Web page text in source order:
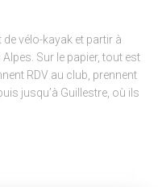
de vélo-kayak et partir à
Sur le papier, tout est
RDV au club, prennent
jusqu’à Guillestre, où ils